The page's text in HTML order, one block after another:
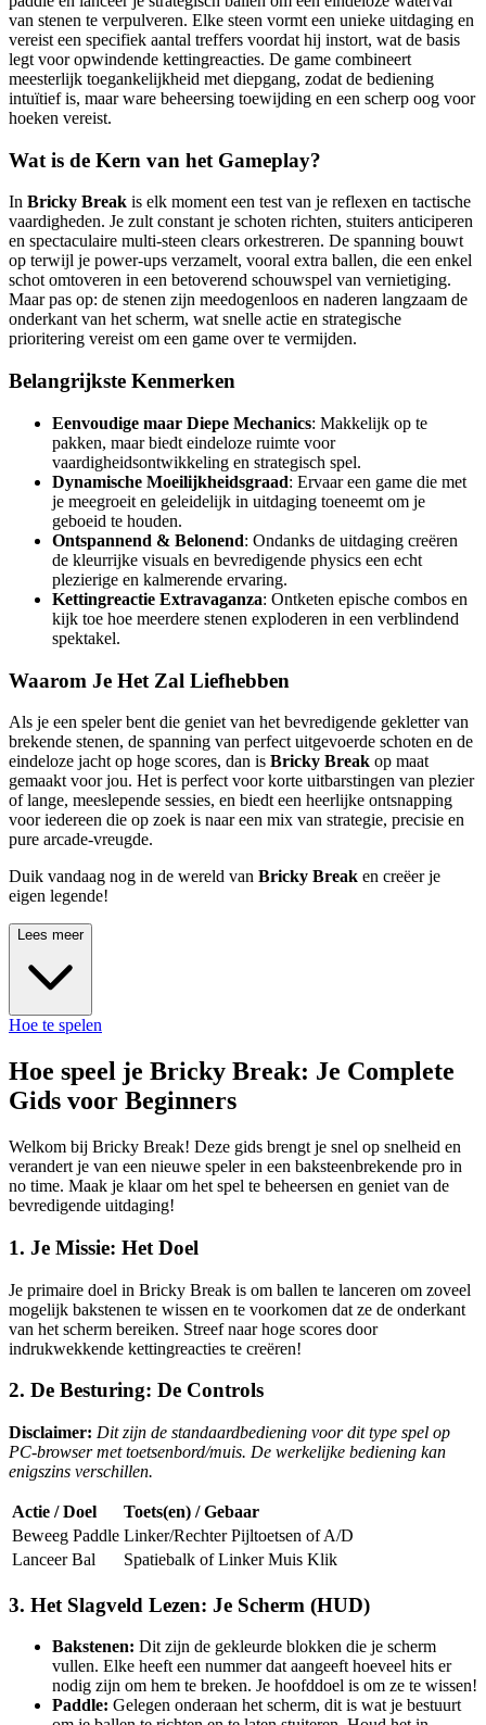
van stenen te verpulveren. Elke steen vormt een unieke uitdaging en
vereist een specifiek aantal treffers voordat hij instort, wat de basis
legt voor opwindende kettingreacties. De game combineert
meesterlijk toegankelijkheid met diepgang, zodat de bediening
intuïtief is, maar ware beheersing toewijding en een scherp oog voor
hoeken vereist.
Wat is de Kern van het Gameplay?
In Bricky Break is elk moment een test van je reflexen en tactische
vaardigheden. Je zult constant je schoten richten, stuiters anticiperen
en spectaculaire multi-steen clears orkestreren. De spanning bouwt
op terwijl je power-ups verzamelt, vooral extra ballen, die een enkel
schot omtoveren in een betoverend schouwspel van vernietiging.
Maar pas op: de stenen zijn meedogenloos en naderen langzaam de
onderkant van het scherm, wat snelle actie en strategische
prioritering vereist om een game over te vermijden.
Belangrijkste Kenmerken
Eenvoudige maar Diepe Mechanics: Makkelijk op te
pakken, maar biedt eindeloze ruimte voor
vaardigheidsontwikkeling en strategisch spel.
Dynamische Moeilijkheidsgraad: Ervaar een game die met
je meegroeit en geleidelijk in uitdaging toeneemt om je
geboeid te houden.
Ontspannend & Belonend: Ondanks de uitdaging creëren
de kleurrijke visuals en bevredigende physics een echt
plezierige en kalmerende ervaring.
Kettingreactie Extravaganza: Ontketen epische combos en
kijk toe hoe meerdere stenen exploderen in een verblindend
spektakel.
Waarom Je Het Zal Liefhebben
Als je een speler bent die geniet van het bevredigende gekletter van
brekende stenen, de spanning van perfect uitgevoerde schoten en de
eindeloze jacht op hoge scores, dan is Bricky Break op maat
gemaakt voor jou. Het is perfect voor korte uitbarstingen van plezier
of lange, meeslepende sessies, en biedt een heerlijke ontsnapping
voor iedereen die op zoek is naar een mix van strategie, precisie en
pure arcade-vreugde.
Duik vandaag nog in de wereld van Bricky Break en creëer je
eigen legende!
Lees meer
Hoe te spelen
Hoe speel je Bricky Break: Je Complete
Gids voor Beginners
Welkom bij Bricky Break! Deze gids brengt je snel op snelheid en
verandert je van een nieuwe speler in een baksteenbrekende pro in
no time. Maak je klaar om het spel te beheersen en geniet van de
bevredigende uitdaging!
1. Je Missie: Het Doel
Je primaire doel in Bricky Break is om ballen te lanceren om zoveel
mogelijk bakstenen te wissen en te voorkomen dat ze de onderkant
van het scherm bereiken. Streef naar hoge scores door
indrukwekkende kettingreacties te creëren!
2. De Besturing: De Controls
Disclaimer: Dit zijn de standaardbediening voor dit type spel op
PC-browser met toetsenbord/muis. De werkelijke bediening kan
enigszins verschillen.
Actie / Doel
Toets(en) / Gebaar
Beweeg Paddle Linker/Rechter Pijltoetsen of A/D
Lanceer Bal
Spatiebalk of Linker Muis Klik
3. Het Slagveld Lezen: Je Scherm (HUD)
Bakstenen: Dit zijn de gekleurde blokken die je scherm
vullen. Elke heeft een nummer dat aangeeft hoeveel hits er
nodig zijn om hem te breken. Je hoofddoel is om ze te wissen!
Paddle: Gelegen onderaan het scherm, dit is wat je bestuurt